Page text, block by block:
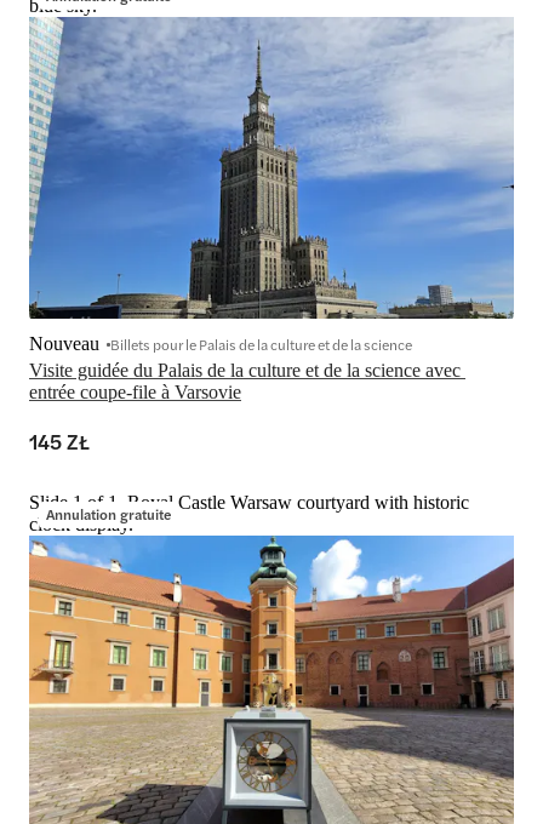
blue sky.
Visite guidée du Palais de la culture et de la science avec
entrée coupe-file à Varsovie
Nouveau Billets pour le Palais de la culture et de la science
145 ZŁ
Annulation gratuite
Slide 1 of 1, Royal Castle Warsaw courtyard with historic
clock display.